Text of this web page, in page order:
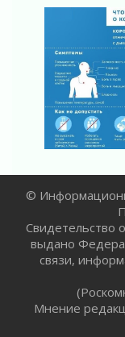
Юхла, мука,
01 августа 2026
Лето катится
01 августа 2026
В
летию
01 августа 2026
Лето без
01 августа 2026
Болезнь
01 августа 2026
Безмолвный
01 августа 2026
В музей всей
01 августа 2026
Без
©
выдано
связи,
Мнение